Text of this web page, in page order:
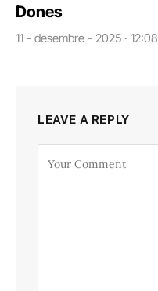
Dones
11 - desembre - 2025 · 12:08
LEAVE A REPLY